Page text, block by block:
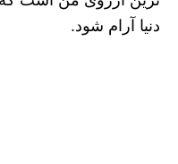
دنیا آرام شود.